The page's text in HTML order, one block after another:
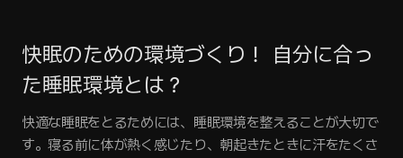
快眠のための環境づくり！ 自分に合っ
た睡眠環境とは？
快適な睡眠をとるためには、睡眠環境を整えることが大切で
す。寝る前に体が熱く感じたり、朝起きたときに汗をたくさ